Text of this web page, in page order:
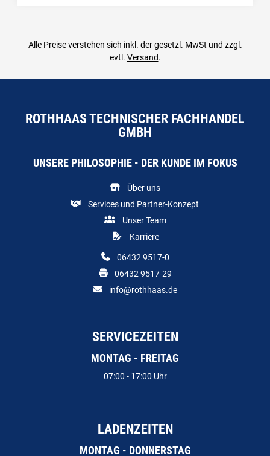
Alle Preise verstehen sich inkl. der gesetzl. MwSt und zzgl.
evtl. Versand.
ROTHHAAS TECHNISCHER FACHHANDEL
GMBH
UNSERE PHILOSOPHIE - DER KUNDE IM FOKUS
Über uns
Services und Partner-Konzept
Unser Team
Karriere
06432 9517-0
06432 9517-29
info@rothhaas.de
SERVICEZEITEN
MONTAG - FREITAG
07:00 - 17:00 Uhr
LADENZEITEN
MONTAG - DONNERSTAG